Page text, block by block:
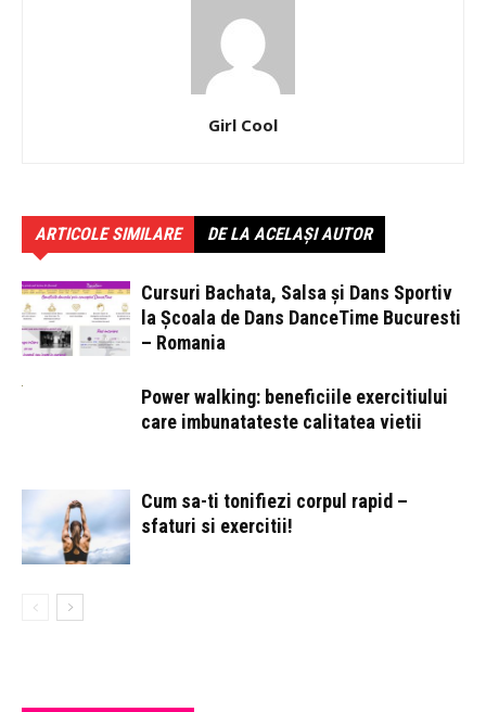
Girl Cool
ARTICOLE SIMILARE DE LA ACELAȘI AUTOR
Cursuri Bachata, Salsa și Dans Sportiv
la Școala de Dans DanceTime Bucuresti
– Romania
Power walking: beneficiile exercitiului
care imbunatateste calitatea vietii
Cum sa-ti tonifiezi corpul rapid –
sfaturi si exercitii!